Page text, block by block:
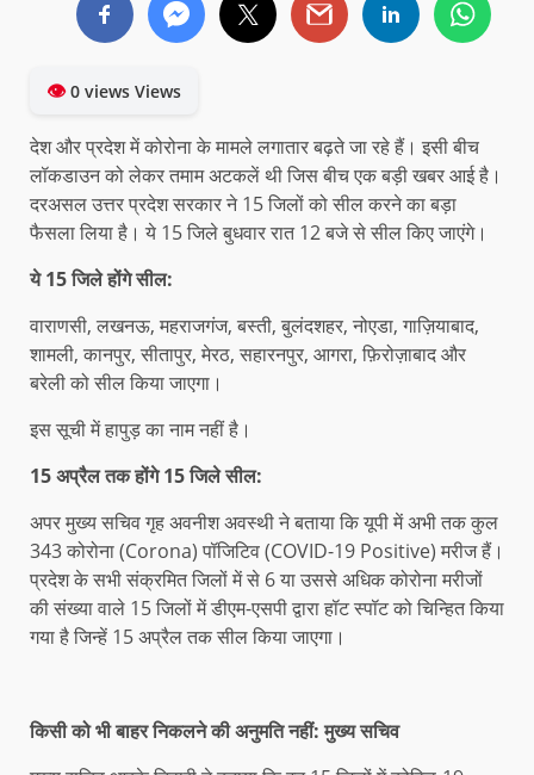
👁0 views Views
देश और प्रदेश में कोरोना के मामले लगातार बढ़ते जा रहे हैं। इसी बीच
लॉकडाउन को लेकर तमाम अटकलें थी जिस बीच एक बड़ी खबर आई है।
दरअसल उत्तर प्रदेश सरकार ने 15 जिलों को सील करने का बड़ा
फैसला लिया है। ये 15 जिले बुधवार रात 12 बजे से सील किए जाएंगे।
ये 15जिले होंगे सील:
वाराणसी, लखनऊ, महराजगंज, बस्ती, बुलंदशहर, नोएडा, गाज़ियाबाद,
शामली, कानपुर, सीतापुर, मेरठ, सहारनपुर, आगरा, फ़िरोज़ाबाद और
बरेली को सील किया जाएगा।
इस सूची में हापुड़ का नाम नहीं है।
15अप्रैल तक होंगे 15जिले सील:
अपर मुख्य सचिव गृह अवनीश अवस्थी ने बताया कि यूपी में अभी तक कुल
343 कोरोना (Corona) पॉजिटिव (COVID-19 Positive) मरीज हैं।
प्रदेश के सभी संक्रमित जिलों में से 6 या उससे अधिक कोरोना मरीजों
की संख्या वाले 15 जिलों में डीएम-एसपी द्वारा हॉट स्पॉट को चिन्हित किया
गया है जिन्हें 15 अप्रैल तक सील किया जाएगा।
किसी को भी बाहर निकलने की अनुमति नहीं: मुख्य सचिव